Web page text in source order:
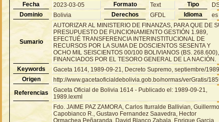
Fecha
2023-03-05 Formato Text Tipo
Dominio
Bolivia Derechos GFDL Idioma es
Sumario
AUTORIZAR AL MINISTERIO DE FINANZAS, PARA QUE DE
PRESUPUESTO DE FUNCIONAMIENTO GESTIÓN 1.989,
EFECTUÉ TRANSFERENCIA INTERINSTITUCIONAL DE
RECURSOS POR LA SUMA DE DOSCIENTOS SESENTA Y
OCHO MIL SEISCIENTOS 00/100 BOLIVIANOS (BS. 268.600),
FINANCIADOS POR EL TESORO GENERAL DE LA NACIÓN.
Keywords
Gaceta 1614, 1989-09-21, Decreto Supremo, septiembre/
Origen
http://www.gacetaoficialdebolivia.gob.bo/normas/verGratis/
Referencias
Gaceta Oficial de Bolivia 1614 - Publicado el: 1989-09-21,
1989.lexml
Fdo. JAIME PAZ ZAMORA, Carlos Iturralde Ballivian,
Capobianco R., Gustavo Fernandez Saavedra, Hector
Ormachea Peñaranda, David Blanco Zabala, Enrique Garcia